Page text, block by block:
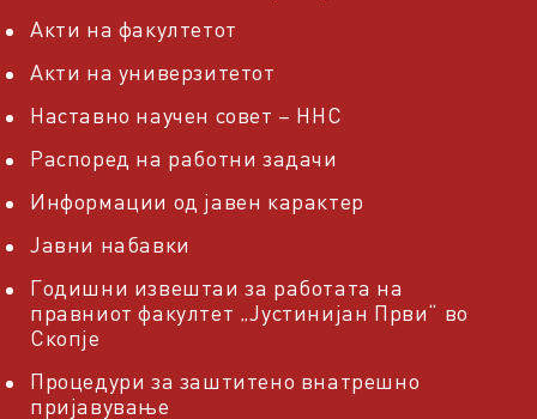
Акти на факултетот
Акти на универзитетот
Наставно научен совет – ННС
Распоред на работни задачи
Информации од јавен карактер
Јавни набавки
Годишни извештаи за работата на
правниот факултет „Јустинијан Први“ во
Скопје
Процедури за заштитено внатрешно
пријавување